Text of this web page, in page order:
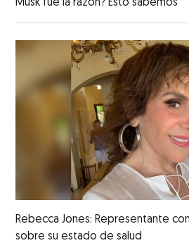
Musk fue la razón? Esto sabemos
Rebecca Jones: Representante
sobre su estado de salud